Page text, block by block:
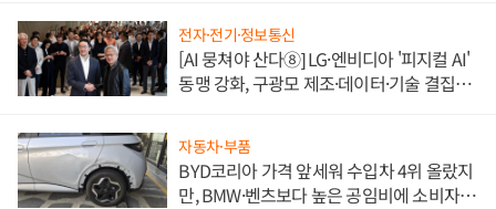
전자·전기·정보통신
[AI 뭉쳐야 산다⑧] LG·엔비디아 '피지컬 AI'
동맹 강화, 구광모 제조·데이터·기술 결집
자동차·부품
BYD코리아 가격 앞세워 수입차 4위 올랐지
만, BMW·벤츠보다 높은 공임비에 소비자